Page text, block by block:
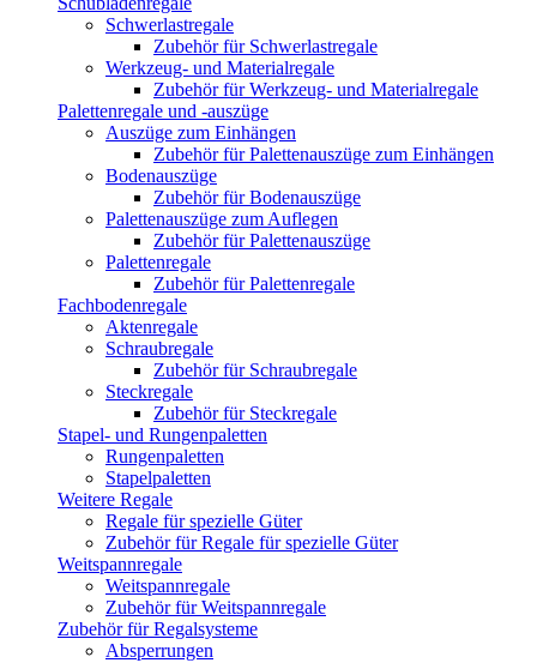
Schwerlastregale
Zubehör für Schwerlastregale
Werkzeug- und Materialregale
Zubehör für Werkzeug- und Materialregale
Palettenregale und -auszüge
Auszüge zum Einhängen
Zubehör für Palettenauszüge zum Einhängen
Bodenauszüge
Zubehör für Bodenauszüge
Palettenauszüge zum Auflegen
Zubehör für Palettenauszüge
Palettenregale
Zubehör für Palettenregale
Fachbodenregale
Aktenregale
Schraubregale
Zubehör für Schraubregale
Steckregale
Zubehör für Steckregale
Stapel- und Rungenpaletten
Rungenpaletten
Stapelpaletten
Weitere Regale
Regale für spezielle Güter
Zubehör für Regale für spezielle Güter
Weitspannregale
Weitspannregale
Zubehör für Weitspannregale
Zubehör für Regalsysteme
Absperrungen